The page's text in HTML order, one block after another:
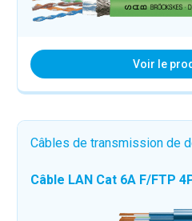
Voir le
Câbles de transmission de
Câble LAN Cat 6A F/FTP